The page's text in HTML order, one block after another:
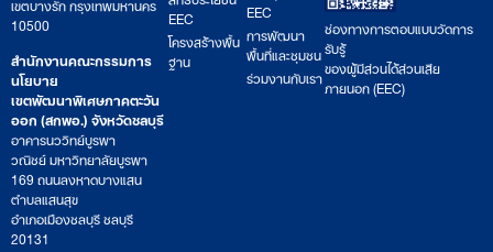
10500
สำนักงานคณะกรรมการ
นโยบาย
เขตพัฒนาพิเศษภาคตะวัน
ออก (สกพอ.) จังหวัดชลบุรี
อาคารนววิทย์บูรพา
วณิชย์ มหาวิทยาลัยบูรพา
169 ถนนลงหาดบางแสน
ตำบลแสนสุข
อำเภอเมืองชลบุรี ชลบุรี
20131
EEC
โครงสร้างพื้น
ฐาน
EEC
การพัฒนา
พื้นที่และชุมชน
ร่วมงานกับเรา
ช่องทางการตอบแบบวัดการ
รับรู้
ของผู้มีส่วนได้ส่วนเสีย
ภายนอก (EEC)